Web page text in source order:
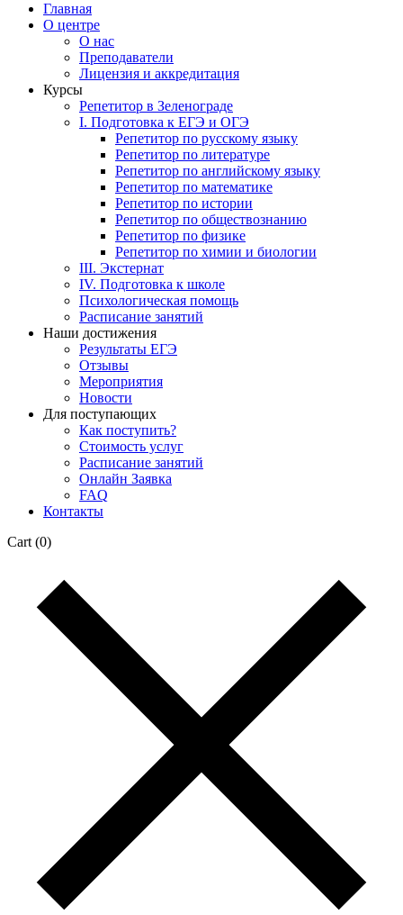
Главная
О центре
О нас
Преподаватели
Лицензия и аккредитация
Курсы
Репетитор в Зеленограде
I. Подготовка к ЕГЭ и ОГЭ
Репетитор по русскому языку
Репетитор по литературе
Репетитор по английскому языку
Репетитор по математике
Репетитор по истории
Репетитор по обществознанию
Репетитор по физике
Репетитор по химии и биологии
III. Экстернат
IV. Подготовка к школе
Психологическая помощь
Расписание занятий
Наши достижения
Результаты ЕГЭ
Отзывы
Мероприятия
Новости
Для поступающих
Как поступить?
Стоимость услуг
Расписание занятий
Онлайн Заявка
FAQ
Контакты
Cart (0)